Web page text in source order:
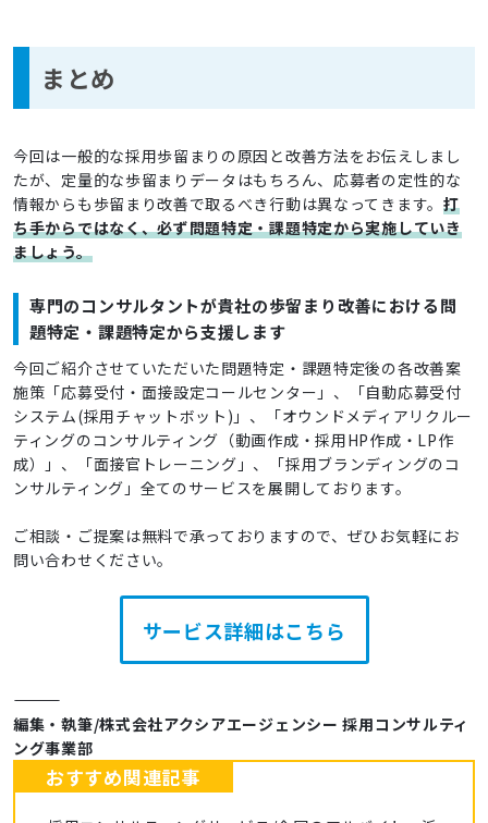
まとめ
今回は一般的な採用歩留まりの原因と改善方法をお伝えしまし
たが、定量的な歩留まりデータはもちろん、応募者の定性的な
情報からも歩留まり改善で取るべき行動は異なってきます。 打
ち手からではなく、必ず問題特定・課題特定から実施していき
ましょう。
専門のコンサルタントが貴社の歩留まり改善における問
題特定・課題特定から支援します
今回ご紹介させていただいた問題特定・課題特定後の各改善案
施策「応募受付・面接設定コールセンター」、「自動応募受付
システム(採用チャットボット)」、「オウンドメディアリクルー
ティングのコンサルティング（動画作成・採用HP作成・LP作
成）」、「面接官トレーニング」、「採用ブランディングのコ
ンサルティング」全てのサービスを展開しております。
ご相談・ご提案は無料で承っておりますので、ぜひお気軽にお
問い合わせください。
サービス詳細はこちら
――――――――――――
編集・執筆/株式会社アクシアエージェンシー 採用コンサルティ
ング事業部
おすすめ関連記事